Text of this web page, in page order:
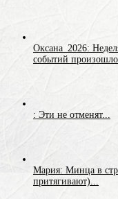
Оксана_2026:
событий
: Эти не отменят...
Мария: Минца в
притягивают)...